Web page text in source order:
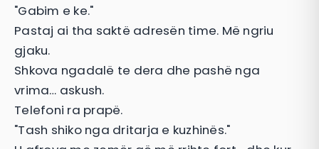
"Gabim e ke."
Pastaj ai tha saktë adresën time. Më ngriu
gjaku.
Shkova ngadalë te dera dhe pashë nga
vrima… askush.
Telefoni ra prapë.
"Tash shiko nga dritarja e kuzhinës."